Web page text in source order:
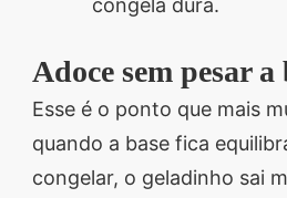
Adoce sem pesar a
Esse é o ponto que mais
quando a base fica
congelar, o geladinho sai